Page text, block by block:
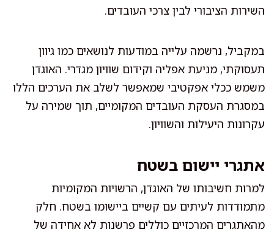
השירות הציבורי לבין צרכי העובדים.
במקביל, נרשמה עלייה במודעות לנושאים כמו גיוון
תעסוקתי, מניעת אפליה וקידום שוויון מגדרי. האוגדן
משמש ככלי אפקטיבי שמאפשר לשלב את הערכים הללו
במסגרת העסקת העובדים המקומיים, תוך שמירה על
עקרונות היעילות והשוויון.
אתגרי יישום בשטח
למרות חשיבותו של האוגדן, הרשויות המקומיות
מתמודדות לעיתים עם קשיים ביישומו בשטח. חלק
מהאתגרים המרכזיים כוללים פרשנות לא אחידה של